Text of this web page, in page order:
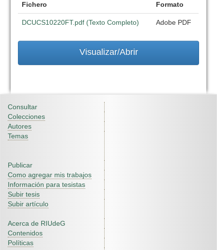
Fichero Formato
DCUCS10220FT.pdf (Texto Completo) Adobe PDF
Visualizar/Abrir
Consultar
Colecciones
Autores
Temas
Publicar
Como agregar mis trabajos
Información para tesistas
Subir tesis
Subir artículo
Acerca de RIUdeG
Contenidos
Políticas